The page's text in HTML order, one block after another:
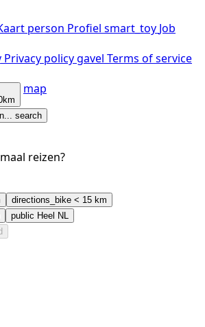
person Profiel smart_toy Job
Privacy policygavel Terms of service
map
search
reizen?
directions_bike < 15 km
public Heel NL